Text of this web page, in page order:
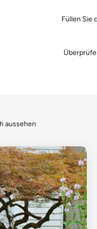
Füllen Sie
aussehen